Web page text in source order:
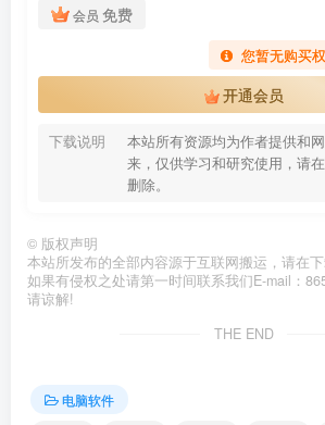
会员 免费
您暂无购买
开通会员
下载说明
本站所有资源均为作者提供和
来，仅供学习和研究使用，请
删除。
© 版权声明
本站所发布的全部内容源于互联网搬运，请在下
如果有侵权之处请第一时间联系我们E-mail：
请谅解!
THE END
电脑软件